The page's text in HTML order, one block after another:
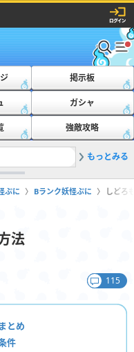
掲示板
ガシャ
強敵攻略
2おたす
もっとみる
ぷに Bランク妖怪ぷに しどろ
法
115
とめ
件